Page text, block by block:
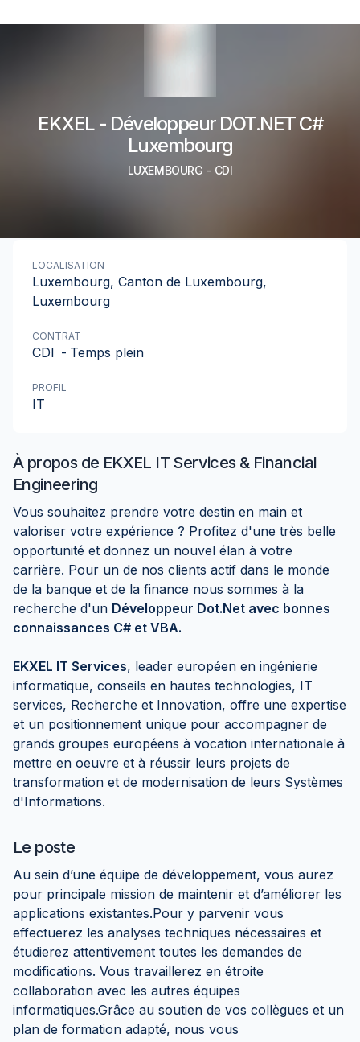
EKXEL - Développeur DOT.NET C#
Luxembourg
LUXEMBOURG - CDI
À propos de EKXEL IT Services & Financial
Engineering
Vous souhaitez prendre votre destin en main et
valoriser votre expérience ? Profitez d'une très belle
opportunité et donnez un nouvel élan à votre
carrière. Pour un de nos clients actif dans le monde
de la banque et de la finance nous sommes à la
recherche d'un Développeur Dot.Net avec bonnes
connaissances C# et VBA.
EKXEL IT Services, leader européen en ingénierie
informatique, conseils en hautes technologies, IT
services, Recherche et Innovation, offre une expertise
et un positionnement unique pour accompagner de
grands groupes européens à vocation internationale à
mettre en oeuvre et à réussir leurs projets de
transformation et de modernisation de leurs Systèmes
d'Informations.
Le poste
Au sein d’une équipe de développement, vous aurez
pour principale mission de maintenir et d’améliorer les
applications existantes.Pour y parvenir vous
effectuerez les analyses techniques nécessaires et
étudierez attentivement toutes les demandes de
modifications. Vous travaillerez en étroite
collaboration avec les autres équipes
informatiques.Grâce au soutien de vos collègues et un
plan de formation adapté, nous vous
LOCALISATION
Luxembourg, Canton de Luxembourg,
Luxembourg
CONTRAT
CDI - Temps plein
PROFIL
IT